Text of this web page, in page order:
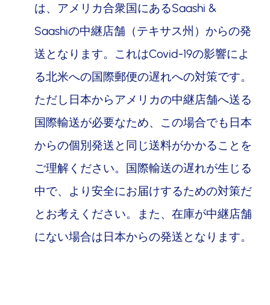
は、アメリカ合衆国にあるSaashi &
Saashiの中継店舗（テキサス州）からの発
送となります。これはCovid-19の影響によ
る北米への国際郵便の遅れへの対策です。
ただし日本からアメリカの中継店舗へ送る
国際輸送が必要なため、この場合でも日本
からの個別発送と同じ送料がかかることを
ご理解ください。国際輸送の遅れが生じる
中で、より安全にお届けするための対策だ
とお考えください。また、在庫が中継店舗
にない場合は日本からの発送となります。